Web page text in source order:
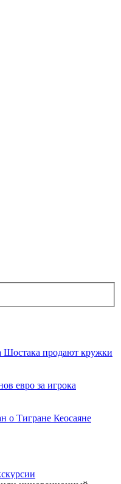
Шостака продают кружки
евро за игрока
о Тигране Кеосаяне